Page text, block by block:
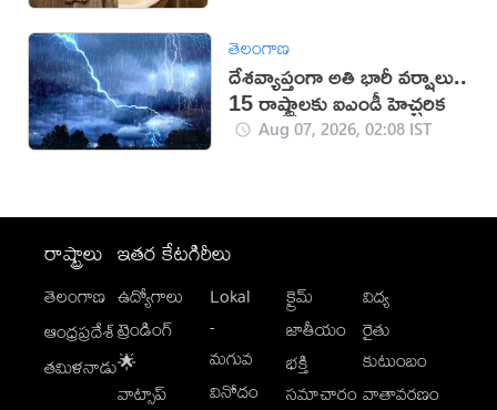
తెలంగాణ
దేశవ్యాప్తంగా అతి భారీ వర్షాలు..
15 రాష్ట్రాలకు ఐఎండీ హెచ్చరిక
Aug 07, 2026, 02:08 IST
రాష్ట్రాలు
తెలంగాణ
ఆంధ్రప్రదేశ్
తమిళనాడు
ఇతర కేటగిరీలు
ఉద్యోగాలు
ట్రెండింగ్
🌟
వాట్సాప్
Lokal
-
మగువ
వినోదం
క్రైమ్
జాతీయం
భక్తి
సమాచారం
విద్య
రైతు
కుటుంబం
వాతావరణం